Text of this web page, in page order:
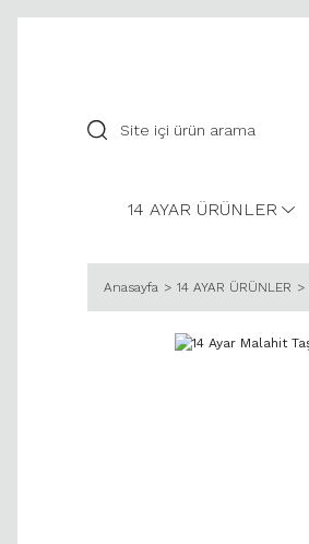
14 AYAR ÜRÜNLER
Anasayfa 14 AYAR ÜRÜNLER